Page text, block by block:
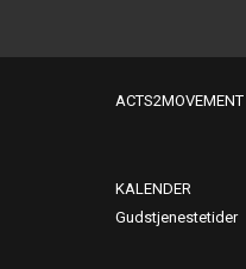
KALENDER
Gudstjenestetider